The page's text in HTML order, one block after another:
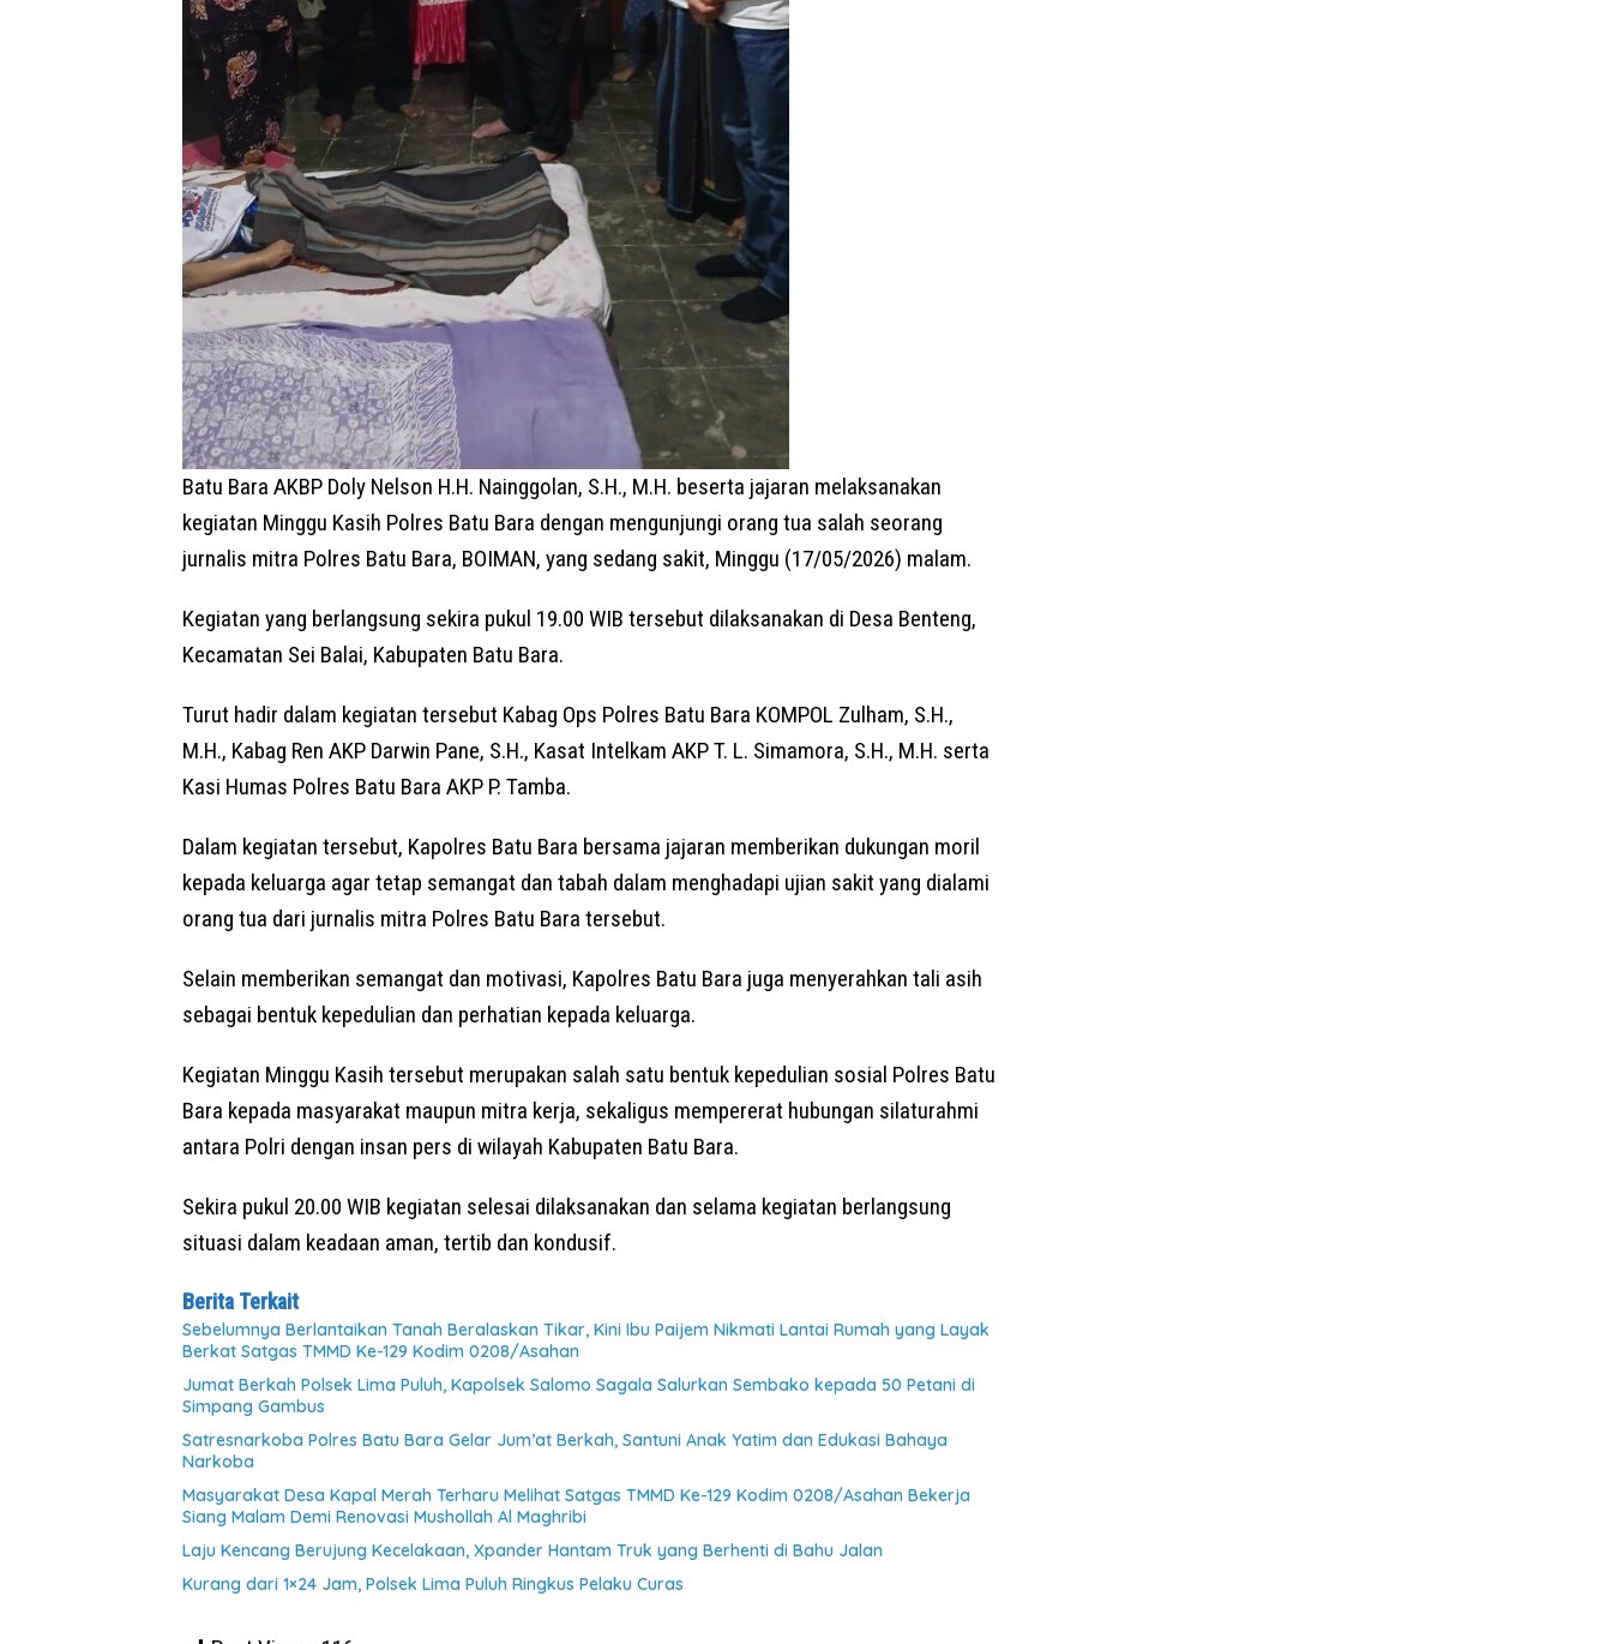
Batu Bara AKBP Doly Nelson H.H. Nainggolan, S.H., M.H. beserta jajaran melaksanakan
kegiatan Minggu Kasih Polres Batu Bara dengan mengunjungi orang tua salah seorang
jurnalis mitra Polres Batu Bara, BOIMAN, yang sedang sakit, Minggu (17/05/2026) malam.
Kegiatan yang berlangsung sekira pukul 19.00 WIB tersebut dilaksanakan di Desa Benteng,
Kecamatan Sei Balai, Kabupaten Batu Bara.
Turut hadir dalam kegiatan tersebut Kabag Ops Polres Batu Bara KOMPOL Zulham, S.H.,
M.H., Kabag Ren AKP Darwin Pane, S.H., Kasat Intelkam AKP T. L. Simamora, S.H., M.H. serta
Kasi Humas Polres Batu Bara AKP P. Tamba.
Dalam kegiatan tersebut, Kapolres Batu Bara bersama jajaran memberikan dukungan moril
kepada keluarga agar tetap semangat dan tabah dalam menghadapi ujian sakit yang dialami
orang tua dari jurnalis mitra Polres Batu Bara tersebut.
Selain memberikan semangat dan motivasi, Kapolres Batu Bara juga menyerahkan tali asih
sebagai bentuk kepedulian dan perhatian kepada keluarga.
Kegiatan Minggu Kasih tersebut merupakan salah satu bentuk kepedulian sosial Polres Batu
Bara kepada masyarakat maupun mitra kerja, sekaligus mempererat hubungan silaturahmi
antara Polri dengan insan pers di wilayah Kabupaten Batu Bara.
Sekira pukul 20.00 WIB kegiatan selesai dilaksanakan dan selama kegiatan berlangsung
situasi dalam keadaan aman, tertib dan kondusif.
Berita Terkait
Sebelumnya Berlantaikan Tanah Beralaskan Tikar, Kini Ibu Paijem Nikmati Lantai Rumah yang Layak
Berkat Satgas TMMD Ke-129 Kodim 0208/Asahan
Jumat Berkah Polsek Lima Puluh, Kapolsek Salomo Sagala Salurkan Sembako kepada 50 Petani di
Simpang Gambus
Satresnarkoba Polres Batu Bara Gelar Jum’at Berkah, Santuni Anak Yatim dan Edukasi Bahaya
Narkoba
Masyarakat Desa Kapal Merah Terharu Melihat Satgas TMMD Ke-129 Kodim 0208/Asahan Bekerja
Siang Malam Demi Renovasi Mushollah Al Maghribi
Laju Kencang Berujung Kecelakaan, Xpander Hantam Truk yang Berhenti di Bahu Jalan
Kurang dari 1×24 Jam, Polsek Lima Puluh Ringkus Pelaku Curas